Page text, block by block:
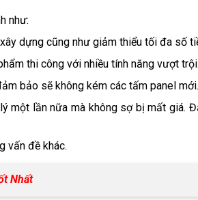
như:
dựng cũng như giảm thiểu tối đa số
thi công với nhiều tính năng vượt trội.
bảo sẽ không kém các tấm panel mới.
một lần nữa mà không sợ bị mất giá.
vấn đề khác.
Nhất